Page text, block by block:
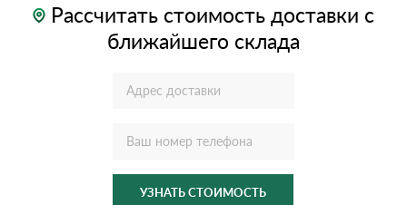
Рассчитать стоимость доставки с
ближайшего склада
УЗНАТЬ СТОИМОСТЬ